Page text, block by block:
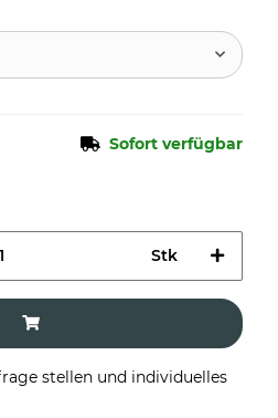
Sofort verfügbar
Stk
stellen und individuelles